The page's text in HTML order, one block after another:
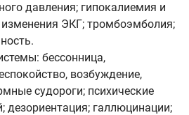
давления; гипокалиемия и
ЭКГ; тромбоэмболия;
бессонница,
возбуждение,
судороги; психические
дезориентация; галлюцинации;